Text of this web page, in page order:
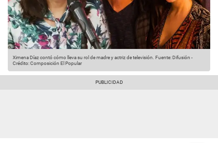
Ximena Díaz contó cómo lleva su rol de madre y actriz de televisión. Fuente: Difusión -
Crédito: Composición El Popular